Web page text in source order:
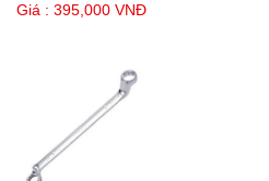
Giá : 395,000 VNĐ